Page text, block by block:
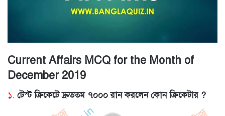
Current Affairs MCQ for the Month of
December 2019
১. টেস্ট ক্রিকেটে দ্রুততম ৭০০০ রান করলেন কোন ক্রিকেটার ?